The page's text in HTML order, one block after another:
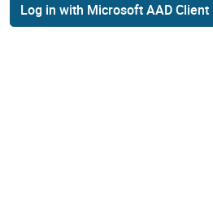
Log in with Microsoft AAD Client